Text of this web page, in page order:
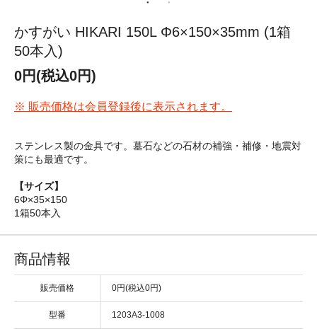
かすがい HIKARI 150L Φ6×150×35mm (1箱
50本入)
0円(税込0円)
※ 販売価格は会員登録後に表示されます。
ステンレス製の金具です。墓石などの石材の補強・補修・地震対
策にも最適です。
【サイズ】
6Φ×35×150
1箱50本入
商品情報
販売価格 0円(税込0円)
型番 1203A3-1008